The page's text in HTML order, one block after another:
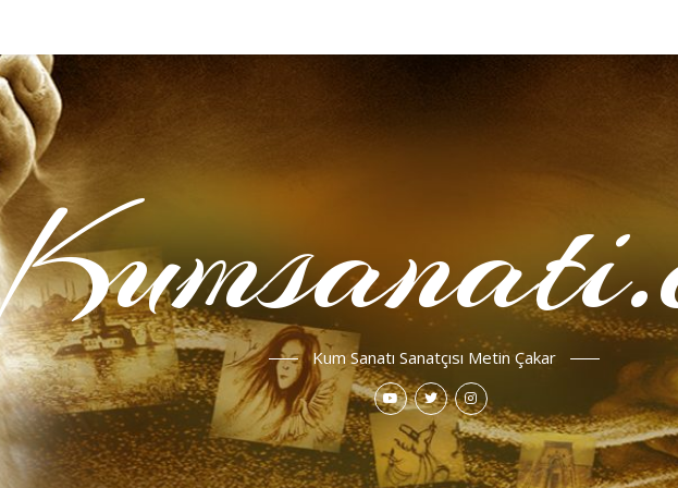
Kum Sanatı Sanatçısı Metin Çakar